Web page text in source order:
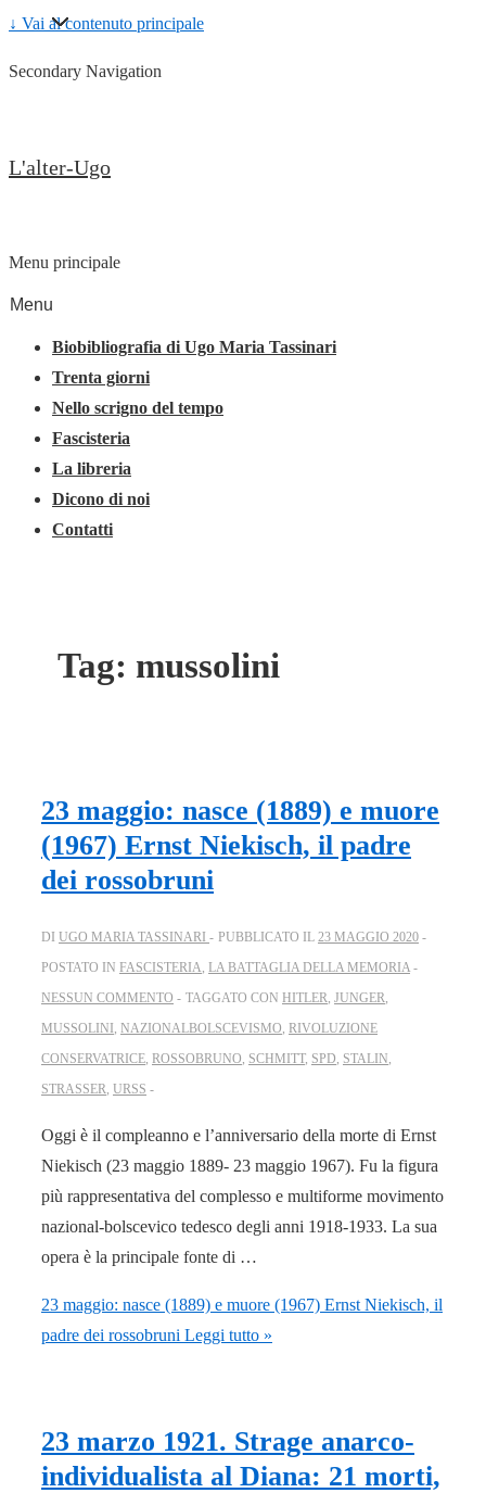
↓ Vai al contenuto principale
Secondary Navigation
L'alter-Ugo
Menu principale
Menu
Biobibliografia di Ugo Maria Tassinari
Trenta giorni
Nello scrigno del tempo
Fascisteria
La libreria
Dicono di noi
Contatti
Tag: mussolini
23 maggio: nasce (1889) e muore
(1967) Ernst Niekisch, il padre
dei rossobruni
DI UGO MARIA TASSINARI PUBBLICATO IL 23 MAGGIO 2020
POSTATO IN FASCISTERIA, LA BATTAGLIA DELLA MEMORIA
NESSUN COMMENTO
TAGGATO CON HITLER, JUNGER,
MUSSOLINI , NAZIONALBOLSCEVISMO, RIVOLUZIONE
CONSERVATRICE, ROSSOBRUNO, SCHMITT, SPD, STALIN,
STRASSER, URSS
Oggi è il compleanno e l’anniversario della morte di Ernst
Niekisch (23 maggio 1889- 23 maggio 1967). Fu la figura
più rappresentativa del complesso e multiforme movimento
nazional-bolscevico tedesco degli anni 1918-1933. La sua
opera è la principale fonte di …
23 maggio: nasce (1889) e muore (1967) Ernst Niekisch, il
padre dei rossobruni Leggi tutto »
23 marzo 1921. Strage anarco-
individualista al Diana: 21 morti,